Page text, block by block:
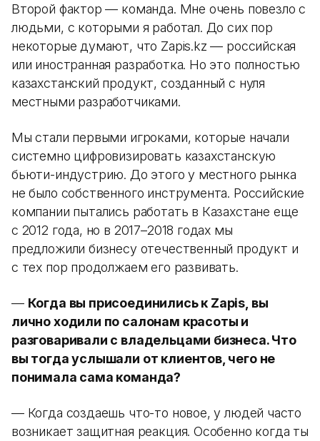
Второй фактор — команда. Мне очень повезло с
людьми, с которыми я работал. До сих пор
некоторые думают, что Zapis.kz — российская
или иностранная разработка. Но это полностью
казахстанский продукт, созданный с нуля
местными разработчиками.
Мы стали первыми игроками, которые начали
системно цифровизировать казахстанскую
бьюти-индустрию. До этого у местного рынка
не было собственного инструмента. Российские
компании пытались работать в Казахстане еще
с 2012 года, но в 2017–2018 годах мы
предложили бизнесу отечественный продукт и
с тех пор продолжаем его развивать.
— Когда вы присоединились к Zapis, вы
лично ходили по салонам красоты и
разговаривали с владельцами бизнеса. Что
вы тогда услышали от клиентов, чего не
понимала сама команда?
— Когда создаешь что-то новое, у людей часто
возникает защитная реакция. Особенно когда ты